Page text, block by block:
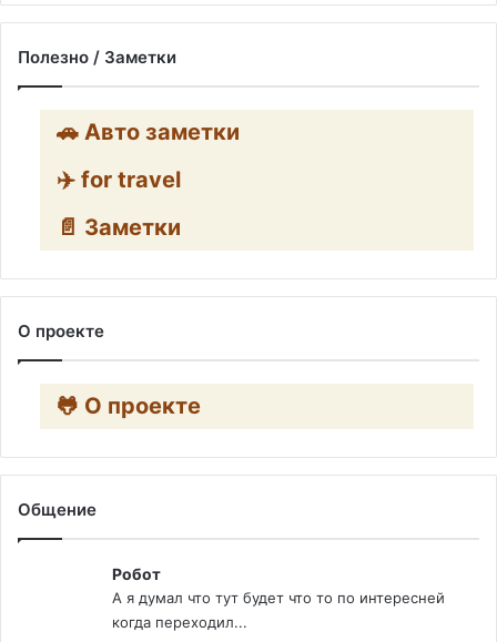
Полезно / Заметки
🚗 Авто заметки
✈️ for travel
📄 Заметки
О проекте
🐸 О проекте
Общение
Робот
А я думал что тут будет что то по интересней
когда переходил...